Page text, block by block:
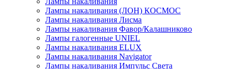
Лампы накаливания (ЛОН) КОСМОС
Лампы накаливания Лисма
Лампы накаливания Фавор/Калашниково
Лампы галогенные UNIEL
Лампы накаливания ELUX
Лампы накаливания Navigator
Лампы накаливания Импульс Света